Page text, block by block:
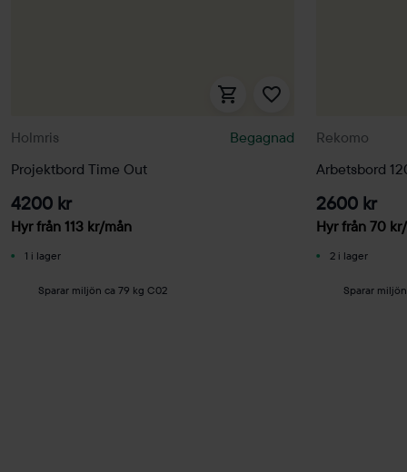
Holmris
Begagnad
Projektbord Time Out
4200 kr
Hyr från 113 kr/mån
1 i lager
Sparar miljön ca 79 kg C02
Rekomo
Arbetsbord
2600 kr
Hyr från 70 kr
2 i lager
Sparar